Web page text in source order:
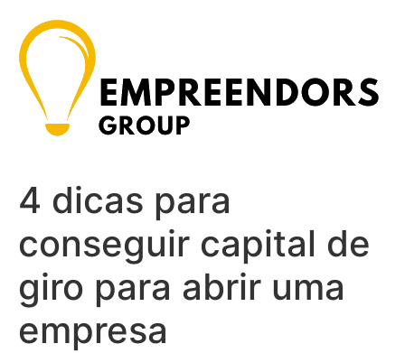
para
conteúdo
4 dicas para
conseguir capital de
giro para abrir uma
empresa